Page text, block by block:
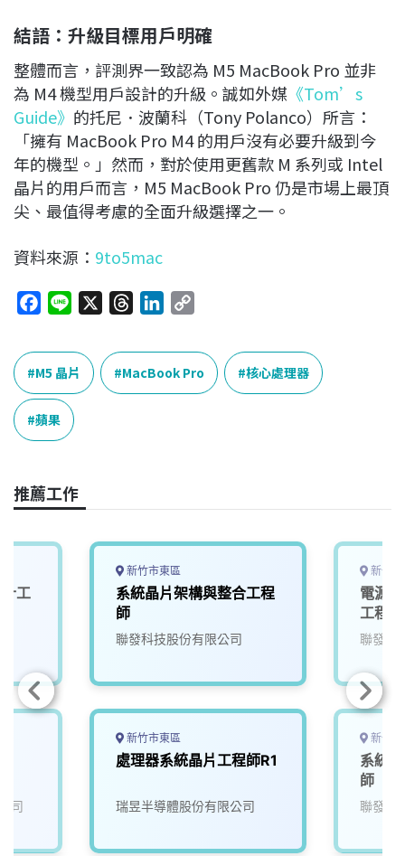
結語：升級目標用戶明確
整體而言，評測界一致認為 M5 MacBook Pro 並非
為 M4 機型用戶設計的升級。誠如外媒 《Tom’s
Guide》 的托尼．波蘭科（Tony Polanco）所言：
「擁有 MacBook Pro M4 的用戶沒有必要升級到今
年的機型。」然而，對於使用更舊款 M 系列或 Intel
晶片的用戶而言，M5 MacBook Pro 仍是市場上最頂
尖、最值得考慮的全面升級選擇之一。
資料來源： 9to5mac
c
e
b
o
o
n
e
r
e
a
n
k
e
p
y
L
M5 晶片 MacBook Pro 核心處理器
蘋果
推薦工作
工
司
新竹市東區
系統晶片架構與整合工程
師
聯發科技股份有限公司
新竹市東區
處理器系統晶片工程師R1
瑞昱半導體股份有限公司
新竹
電源
工程師
聯發科
新竹
系統
師
聯發科